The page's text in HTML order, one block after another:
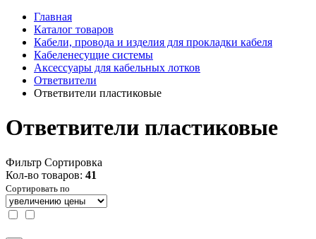
Главная
Каталог товаров
Кабели, провода и изделия для прокладки кабеля
Кабеленесущие системы
Аксессуары для кабельных лотков
Ответвители
Ответвители пластиковые
Ответвители пластиковые
Фильтр Сортировка
Кол-во товаров: 41
Сортировать по